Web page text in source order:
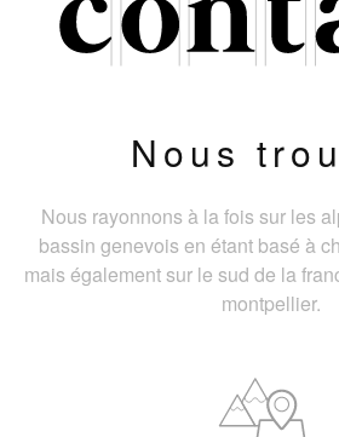
Nous
Nous rayonnons à la fois sur les
bassin genevois en étant basé à
mais également sur le sud de la
montpellier.